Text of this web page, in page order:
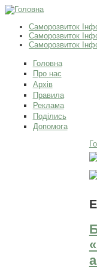
Саморозвиток
Саморозвиток
Саморозвиток
Головна
Про нас
Архів
Правила
Реклама
Поділись
Допомога